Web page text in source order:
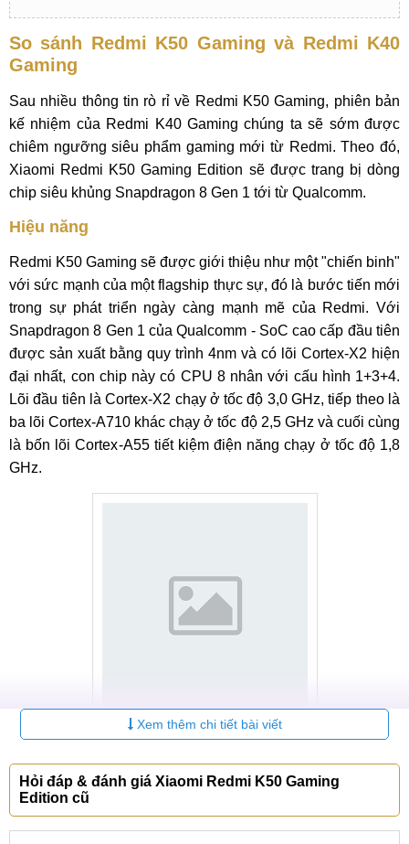
So sánh Redmi K50 Gaming và Redmi K40
Gaming
Sau nhiều thông tin rò rỉ về Redmi K50 Gaming, phiên bản
kế nhiệm của Redmi K40 Gaming chúng ta sẽ sớm được
chiêm ngưỡng siêu phẩm gaming mới từ Redmi. Theo đó,
Xiaomi Redmi K50 Gaming Edition sẽ được trang bị dòng
chip siêu khủng Snapdragon 8 Gen 1 tới từ Qualcomm.
Hiệu năng
Redmi K50 Gaming sẽ được giới thiệu như một "chiến binh"
với sức mạnh của một flagship thực sự, đó là bước tiến mới
trong sự phát triển ngày càng mạnh mẽ của Redmi. Với
Snapdragon 8 Gen 1 của Qualcomm - SoC cao cấp đầu tiên
được sản xuất bằng quy trình 4nm và có lõi Cortex-X2 hiện
đại nhất, con chip này có CPU 8 nhân với cấu hình 1+3+4.
Lõi đầu tiên là Cortex-X2 chạy ở tốc độ 3,0 GHz, tiếp theo là
ba lõi Cortex-A710 khác chạy ở tốc độ 2,5 GHz và cuối cùng
là bốn lõi Cortex-A55 tiết kiệm điện năng chạy ở tốc độ 1,8
GHz.
Hiệu năng
Bảng giáđiện thoại Redmidòng K mới nhất 2025
STT Tên sản phẩm Giá Bảo hành
Xem thêm chi tiết bài viết
Hỏi đáp & đánh giá Xiaomi Redmi K50 Gaming
Edition cũ